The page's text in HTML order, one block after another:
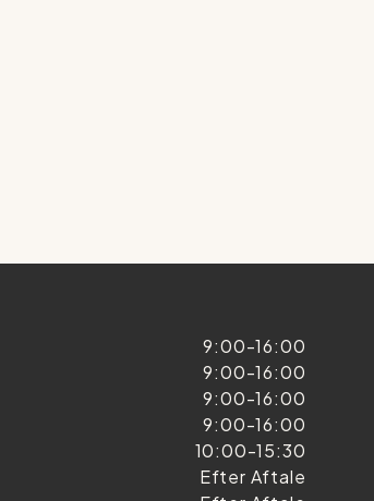
9:00-16:00
9:00-16:00
9:00-16:00
9:00-16:00
10:00-15:30
Efter Aftale